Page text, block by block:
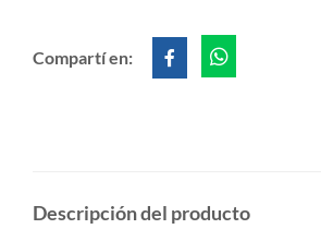
Compartí en:
Descripción del producto